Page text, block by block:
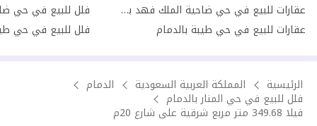
عقارات للبيع في حي ضاحية الملك فهد بالدمام
عقارات للبيع في حي طيبة بالدمام
فلل للبيع في حي
الرئيسية المملكة العربية السعودية الدمام
فلل للبيع في حي المنار بالدمام
فيلا 349.68 متر مربع شرقية على شارع 20م